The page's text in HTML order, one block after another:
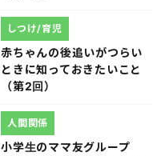
赤ちゃんの後追いがつらい
ときに知っておきたいこと
（第2回）
しつけ/育児
小学生のママ友グループ
人間関係